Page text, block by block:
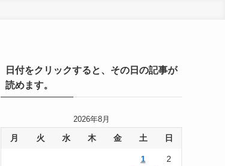
日付をクリックすると、その日の記事が
読めます。
2026年8月
月 火 水 木 金 土 日
1 2